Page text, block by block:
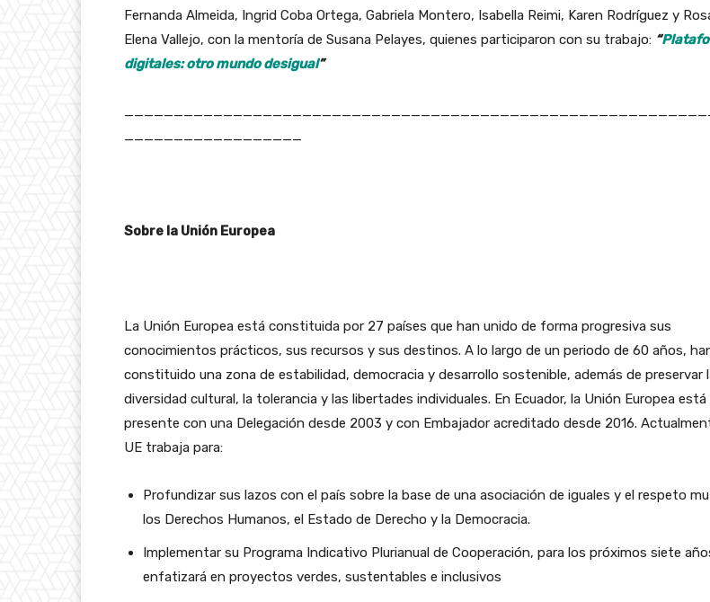
Fernanda Almeida, Ingrid Coba Ortega, Gabriela Montero, Isabella Reimi, Karen Rodríguez y
Elena Vallejo, con la mentoría de Susana Pelayes, quienes participaron con su trabajo: “
digitales: otro mundo desigual”
Sobre la Unión Europea
La Unión Europea está constituida por 27 países que han unido de forma progresiva sus
conocimientos prácticos, sus recursos y sus destinos. A lo largo de un periodo de 60 años,
constituido una zona de estabilidad, democracia y desarrollo sostenible, además de preservar
diversidad cultural, la tolerancia y las libertades individuales. En Ecuador, la Unión Europea está
presente con una Delegación desde 2003 y con Embajador acreditado desde 2016.
UE trabaja para:
Profundizar sus lazos con el país sobre la base de una asociación de iguales y el respeto
los Derechos Humanos, el Estado de Derecho y la Democracia.
Implementar su Programa Indicativo Plurianual de Cooperación, para los próximos siete
enfatizará en proyectos verdes, sustentables e inclusivos